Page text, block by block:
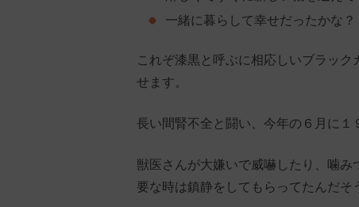
一緒に暮らして幸せだったかな？
これぞ漆黒と呼ぶに相応しいブラッ
せます。
長い間腎不全と闘い、今年の６月に１
獣医さんが大嫌いで威嚇したり、噛
要な時は鎮静をしてもらってたんだそ